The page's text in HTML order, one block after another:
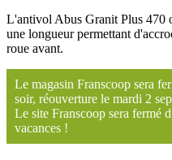
L'antivol Abus Granit Plus 470
une longueur permettant
roue avant.
Le magasin Franscoop sera
soir, réouverture le mardi 2
Le site Franscoop sera fermé
vacances !